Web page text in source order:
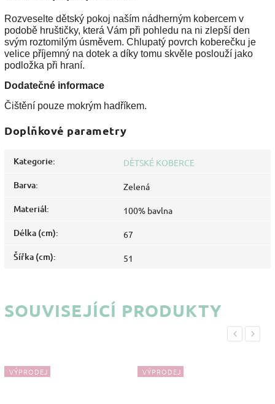
Rozveselte dětský pokoj naším nádherným kobercem v
podobě hruštičky, která Vám při pohledu na ni zlepší den
svým roztomilým úsměvem. Chlupatý povrch koberečku je
velice příjemný na dotek a díky tomu skvěle poslouží jako
podložka při hraní.
Dodatečné informace
Čištění pouze mokrým hadříkem.
Doplňkové parametry
Kategorie: DĚTSKÉ KOBERCE
Barva: Zelená
Materiál: 100% bavlna
Délka (cm): 67
Šířka (cm): 51
SOUVISEJÍCÍ PRODUKTY
Previous
VÝPRODEJ VÝPRODEJ
Next